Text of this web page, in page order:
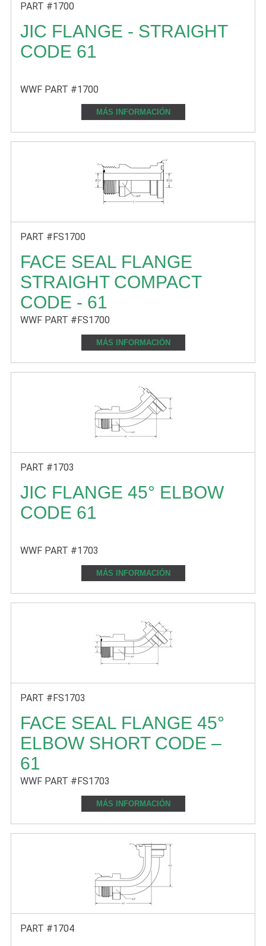
PART #1700
JIC FLANGE - STRAIGHT
CODE 61
WWF PART #1700
MÁS INFORMACIÓN
PART #FS1700
FACE SEAL FLANGE
STRAIGHT COMPACT
CODE - 61
WWF PART #FS1700
MÁS INFORMACIÓN
PART #1703
JIC FLANGE 45° ELBOW
CODE 61
WWF PART #1703
MÁS INFORMACIÓN
PART #FS1703
FACE SEAL FLANGE 45°
ELBOW SHORT CODE –
61
WWF PART #FS1703
MÁS INFORMACIÓN
PART #1704